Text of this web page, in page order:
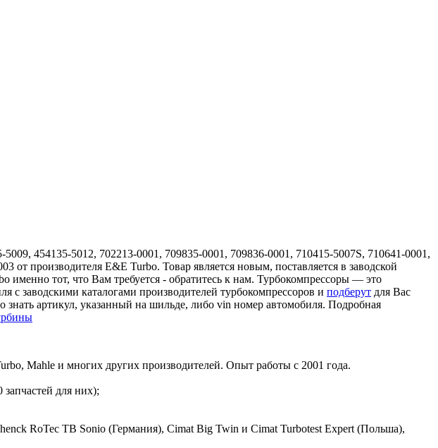
454135-5012, 702213-0001, 709835-0001, 709836-0001, 710415-5007S, 710641-0001,
от производителя E&E Turbo. Товар является новым, поставляется в заводской
тот, что Вам требуется - обратитесь к нам. Турбокомпрессоры — это
заводскими каталогами производителей турбокомпрессоров и подберут для Вас
артикул, указанный на шильде, либо vin номер автомобиля. Подробная
Mahle и многих других производителей. Опыт работы с 2001 года.
для них);
RoTec TB Sonio (Германия), Cimat Big Twin и Cimat Turbotest Expert (Польша),